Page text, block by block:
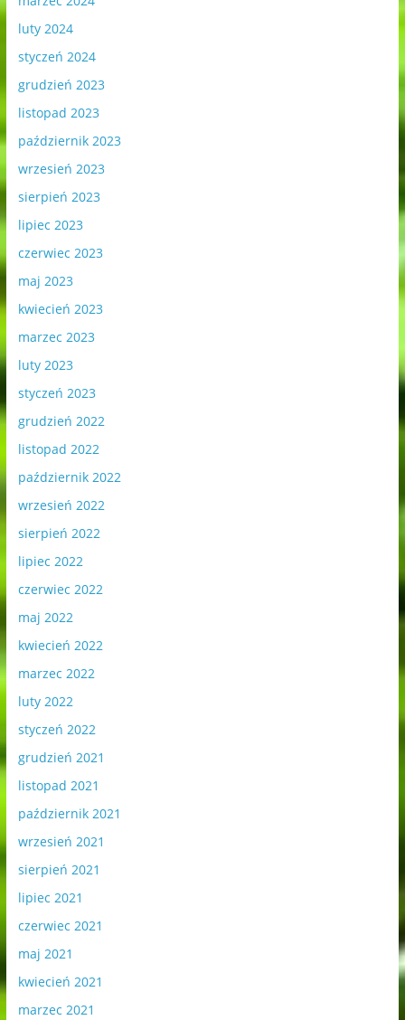
luty 2024
styczeń 2024
grudzień 2023
listopad 2023
październik 2023
wrzesień 2023
sierpień 2023
lipiec 2023
czerwiec 2023
maj 2023
kwiecień 2023
marzec 2023
luty 2023
styczeń 2023
grudzień 2022
listopad 2022
październik 2022
wrzesień 2022
sierpień 2022
lipiec 2022
czerwiec 2022
maj 2022
kwiecień 2022
marzec 2022
luty 2022
styczeń 2022
grudzień 2021
listopad 2021
październik 2021
wrzesień 2021
sierpień 2021
lipiec 2021
czerwiec 2021
maj 2021
kwiecień 2021
marzec 2021